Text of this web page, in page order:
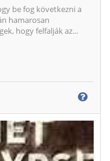
be fog következni a
hamarosan
hogy felfalják az...